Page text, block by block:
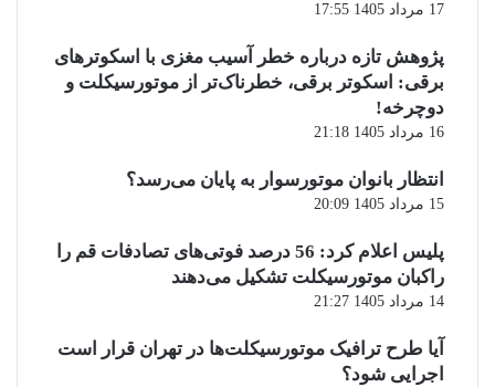
17 مرداد 1405 17:55
پژوهش تازه درباره خطر آسیب مغزی با اسکوترهای
برقی: اسکوتر برقی، خطرناک‌تر از موتورسیکلت و
دوچرخه!
16 مرداد 1405 21:18
انتظار بانوان موتورسوار به پایان می‌رسد؟
15 مرداد 1405 20:09
پلیس اعلام کرد: 56 درصد فوتی‌های تصادفات قم را
راکبان موتورسیکلت تشکیل می‌دهند
14 مرداد 1405 21:27
آیا طرح ترافیک موتورسیکلت‌ها در تهران قرار است
اجرایی شود؟